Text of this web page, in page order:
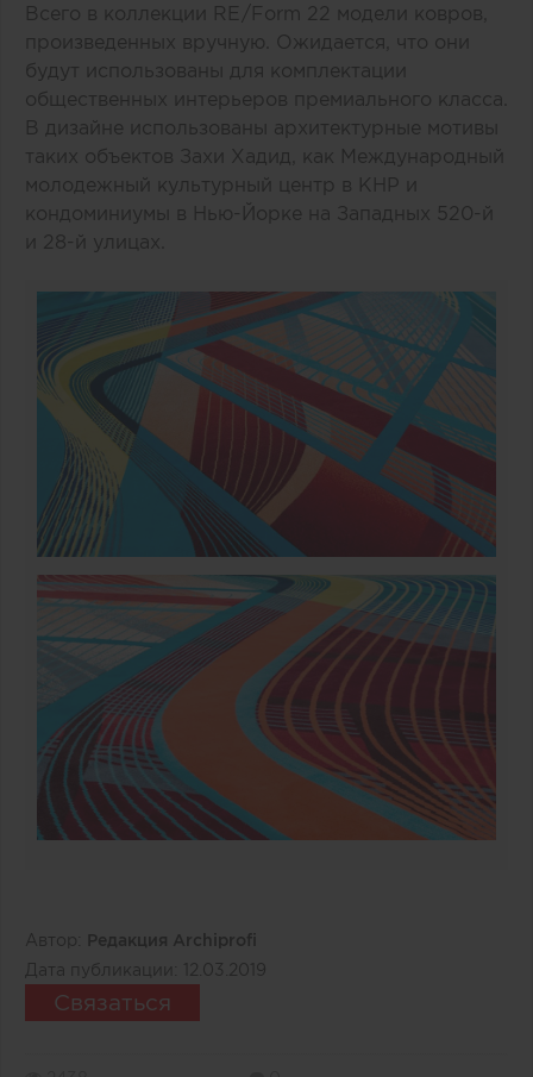
Всего в коллекции RE /Form 22 модели ковров,
произведенных вручную. Ожидается, что они
будут использованы для комплектации
общественных интерьеров премиального класса.
В дизайне использованы архитектурные мотивы
таких объектов Захи Хадид, как Международный
молодежный культурный центр в КНР и
кондоминиумы в Нью-Йорке на Западных 520-й
и 28-й улицах.
Автор:
Редакция Archiprofi
Дата публикации:
12.03.2019
Связаться